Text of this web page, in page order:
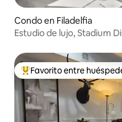
Condo en Filadelfia
Estudio de lujo, Stadium
Favorito entre
Favorito entre